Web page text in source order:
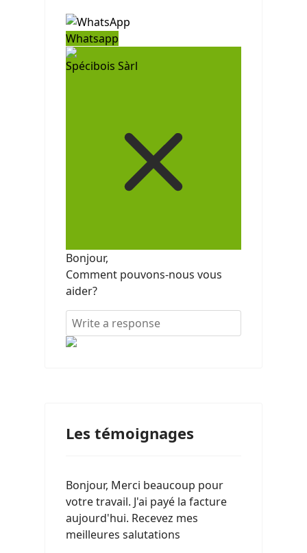
Whatsapp
Spécibois Sàrl
Bonjour,
Comment pouvons-nous vous
aider?
Les témoignages
Bonjour, Merci beaucoup pour
votre travail. J'ai payé la facture
aujourd'hui. Recevez mes
meilleures salutations